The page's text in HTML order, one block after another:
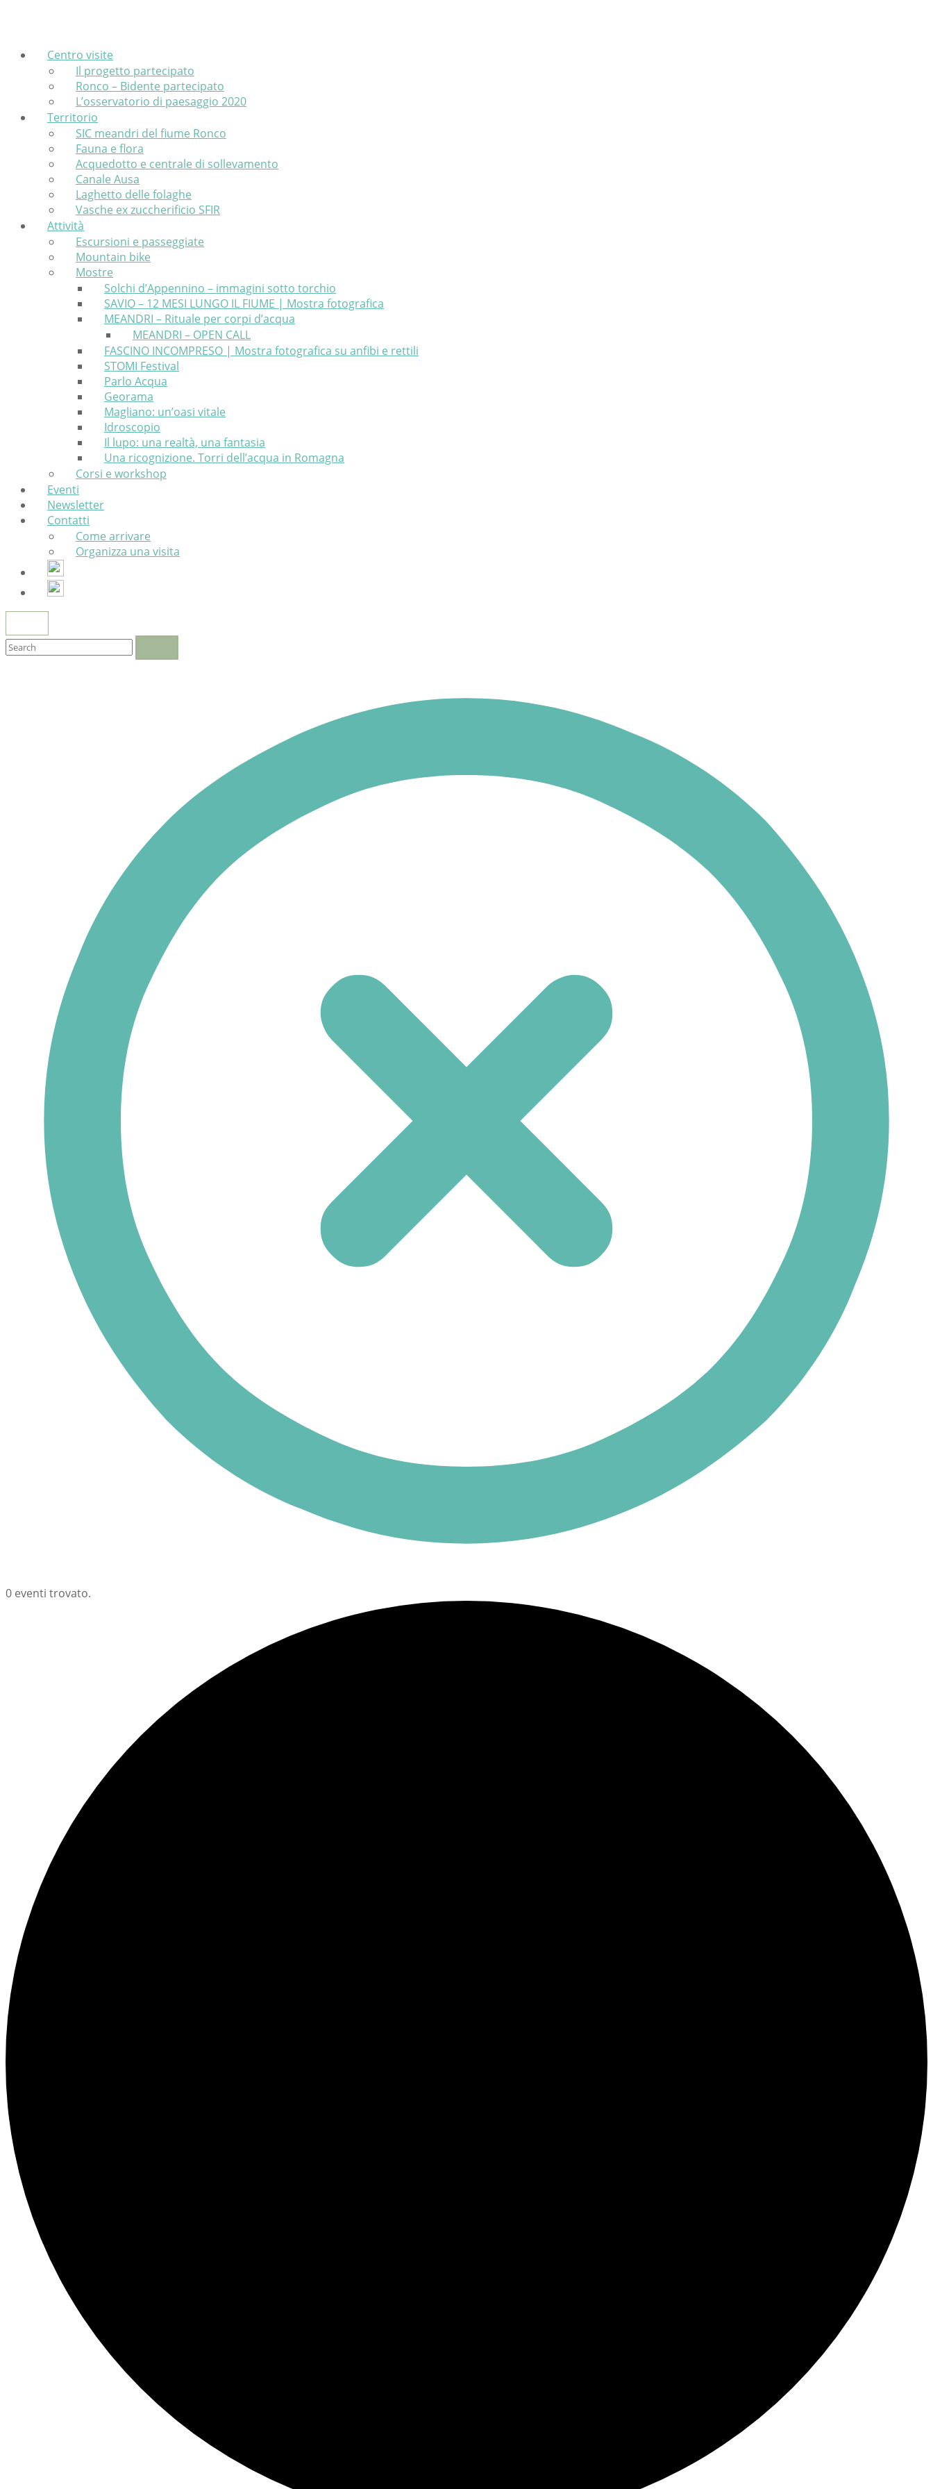
Centro visite
Il progetto partecipato
Ronco – Bidente partecipato
L’osservatorio di paesaggio 2020
Territorio
SIC meandri del fiume Ronco
Fauna e flora
Acquedotto e centrale di sollevamento
Canale Ausa
Laghetto delle folaghe
Vasche ex zuccherificio SFIR
Attività
Escursioni e passeggiate
Mountain bike
Mostre
Solchi d’Appennino – immagini sotto torchio
SAVIO – 12 MESI LUNGO IL FIUME | Mostra fotografica
MEANDRI – Rituale per corpi d’acqua
MEANDRI – OPEN CALL
FASCINO INCOMPRESO | Mostra fotografica su anfibi e rettili
STOMI Festival
Parlo Acqua
Georama
Magliano: un’oasi vitale
Idroscopio
Il lupo: una realtà, una fantasia
Una ricognizione. Torri dell’acqua in Romagna
Corsi e workshop
Eventi
Newsletter
Contatti
Come arrivare
Organizza una visita
BAR
0 eventi trovato.